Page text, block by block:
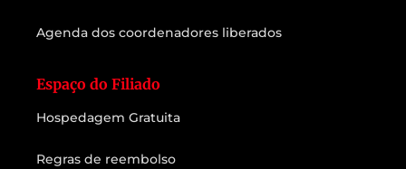
Agenda dos coordenadores liberados
Espaço do Filiado
Hospedagem Gratuita
Regras de reembolso